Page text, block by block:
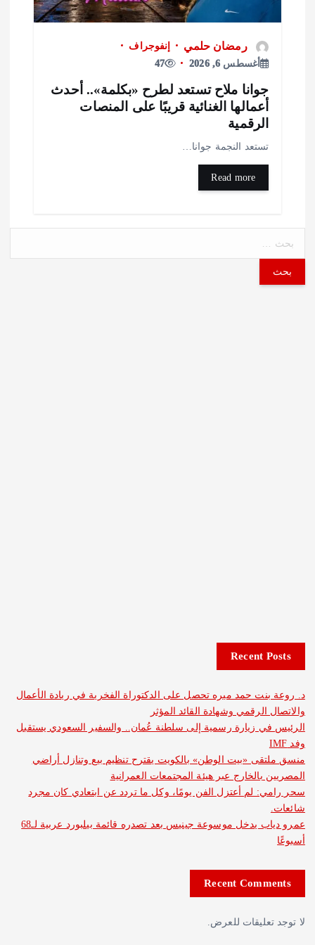
رمضان حلمي
إنفوجراف
47
ملاح تستعد لطرح «بكلمة».. أحدث
الغنائية قريبًا على المنصات
النجمة جوانا…
Recent
حمد ميره تحصل على الدكتوراة الفخرية في ريادة الأعمال
وشهادة القائد المؤثر
زيارة رسمية إلى سلطنة عُمان.. والسفير السعودي يستقبل
«بيت الوطن» بالكويت يقترح تنظيم بيع وتنازل أراضي
عبر هيئة المجتمعات العمرانية
لم أعتزل الفن يومًا، وكل ما تردد عن ابتعادي كان مجرد
عمرو دياب يدخل موسوعة جينيس بعد تصدره قائمة بيلبورد عربية لـ68
Recent
للعرض.